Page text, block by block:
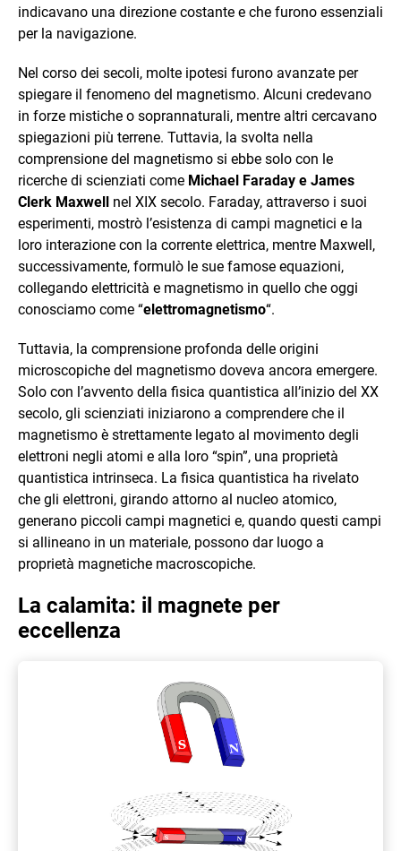
indicavano una direzione costante e che furono essenziali
per la navigazione.
Nel corso dei secoli, molte ipotesi furono avanzate per
spiegare il fenomeno del magnetismo. Alcuni credevano
in forze mistiche o soprannaturali, mentre altri cercavano
spiegazioni più terrene. Tuttavia, la svolta nella
comprensione del magnetismo si ebbe solo con le
ricerche di scienziati come Michael Faraday e James
Clerk Maxwell nel XIX secolo. Faraday, attraverso i suoi
esperimenti, mostrò l’esistenza di campi magnetici e la
loro interazione con la corrente elettrica, mentre Maxwell,
successivamente, formulò le sue famose equazioni,
collegando elettricità e magnetismo in quello che oggi
conosciamo come “elettromagnetismo“.
Tuttavia, la comprensione profonda delle origini
microscopiche del magnetismo doveva ancora emergere.
Solo con l’avvento della fisica quantistica all’inizio del XX
secolo, gli scienziati iniziarono a comprendere che il
magnetismo è strettamente legato al movimento degli
elettroni negli atomi e alla loro “spin”, una proprietà
quantistica intrinseca. La fisica quantistica ha rivelato
che gli elettroni, girando attorno al nucleo atomico,
generano piccoli campi magnetici e, quando questi campi
si allineano in un materiale, possono dar luogo a
proprietà magnetiche macroscopiche.
La calamita: il magnete per
eccellenza